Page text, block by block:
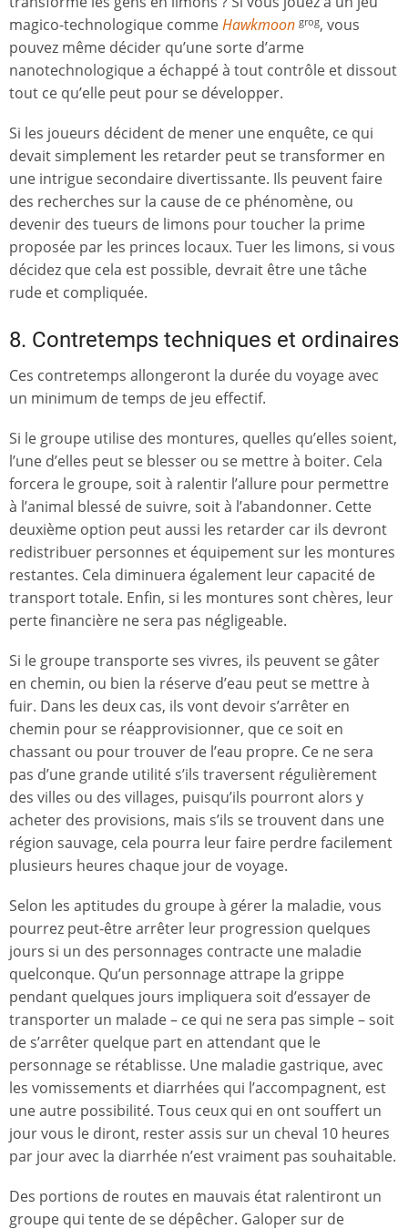
magico-technologique commeHawkmoon grog, vous
pouvez même décider qu’une sorte d’arme
nanotechnologique a échappé à tout contrôle et dissout
tout ce qu’elle peut pour se développer.
Si les joueurs décident de mener une enquête, ce qui
devait simplement les retarder peut se transformer en
une intrigue secondaire divertissante. Ils peuvent faire
des recherches sur la cause de ce phénomène, ou
devenir des tueurs de limons pour toucher la prime
proposée par les princes locaux. Tuer les limons, si vous
décidez que cela est possible, devrait être une tâche
rude et compliquée.
8. Contretemps techniques et ordinaires
Ces contretemps allongeront la durée du voyage avec
un minimum de temps de jeu effectif.
Si le groupe utilise des montures, quelles qu’elles soient,
l’une d’elles peut se blesser ou se mettre à boiter. Cela
forcera le groupe, soit à ralentir l’allure pour permettre
à l’animal blessé de suivre, soit à l’abandonner. Cette
deuxième option peut aussi les retarder car ils devront
redistribuer personnes et équipement sur les montures
restantes. Cela diminuera également leur capacité de
transport totale. Enfin, si les montures sont chères, leur
perte financière ne sera pas négligeable.
Si le groupe transporte ses vivres, ils peuvent se gâter
en chemin, ou bien la réserve d’eau peut se mettre à
fuir. Dans les deux cas, ils vont devoir s’arrêter en
chemin pour se réapprovisionner, que ce soit en
chassant ou pour trouver de l’eau propre. Ce ne sera
pas d’une grande utilité s’ils traversent régulièrement
des villes ou des villages, puisqu’ils pourront alors y
acheter des provisions, mais s’ils se trouvent dans une
région sauvage, cela pourra leur faire perdre facilement
plusieurs heures chaque jour de voyage.
Selon les aptitudes du groupe à gérer la maladie, vous
pourrez peut-être arrêter leur progression quelques
jours si un des personnages contracte une maladie
quelconque. Qu’un personnage attrape la grippe
pendant quelques jours impliquera soit d’essayer de
transporter un malade – ce qui ne sera pas simple – soit
de s’arrêter quelque part en attendant que le
personnage se rétablisse. Une maladie gastrique, avec
les vomissements et diarrhées qui l’accompagnent, est
une autre possibilité. Tous ceux qui en ont souffert un
jour vous le diront, rester assis sur un cheval 10 heures
par jour avec la diarrhée n’est vraiment pas souhaitable.
Des portions de routes en mauvais état ralentiront un
groupe qui tente de se dépêcher. Galoper sur de